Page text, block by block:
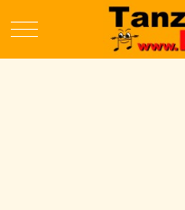
Mobile Menu Toggle